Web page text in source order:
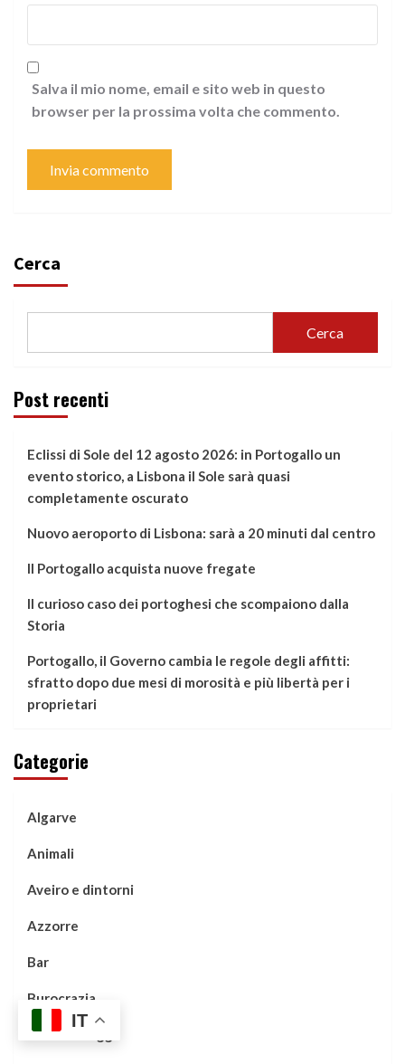
Salva il mio nome, email e sito web in questo
browser per la prossima volta che commento.
Cerca
Cerca
Post recenti
Eclissi di Sole del 12 agosto 2026: in Portogallo un
evento storico, a Lisbona il Sole sarà quasi
completamente oscurato
Nuovo aeroporto di Lisbona: sarà a 20 minuti dal centro
Il Portogallo acquista nuove fregate
Il curioso caso dei portoghesi che scompaiono dalla
Storia
Portogallo, il Governo cambia le regole degli affitti:
sfratto dopo due mesi di morosità e più libertà per i
proprietari
Categorie
Algarve
Animali
Aveiro e dintorni
Azzorre
Bar
Burocrazia
Case e Alloggi
IT